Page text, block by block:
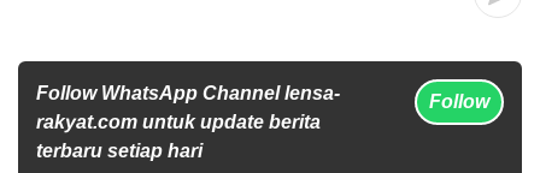
Follow WhatsApp Channel lensa-
rakyat.com untuk update berita
terbaru setiap hari
Follow